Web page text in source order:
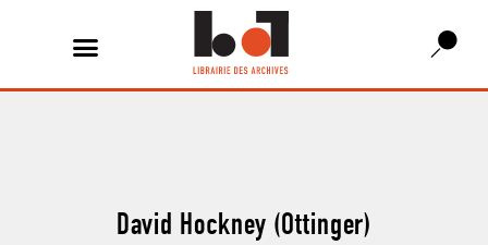
David Hockney (Ottinger)